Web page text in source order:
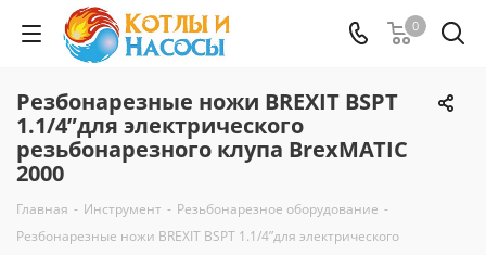
0
Резбонарезные ножи BREXIT BSPT
1.1/4”для электрического
резьбонарезного клупа BrexMATIC
2000
Главная - Инструмент - Резьбонарезное оборудование -
Резбонарезные ножи BREXIT BSPT 1.1/4”для электрического